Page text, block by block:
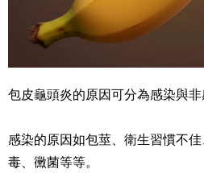
包皮龜頭炎的原因可分為感染與非
感染的原因如包莖、衛生習慣不
毒、黴菌等等。